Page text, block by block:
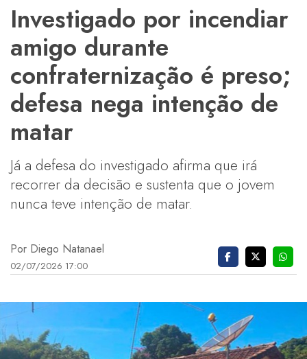
Investigado por incendiar
amigo durante
confraternização é preso;
defesa nega intenção de
matar
Já a defesa do investigado afirma que irá
recorrer da decisão e sustenta que o jovem
nunca teve intenção de matar.
Por Diego Natanael
02/07/2026 17:00